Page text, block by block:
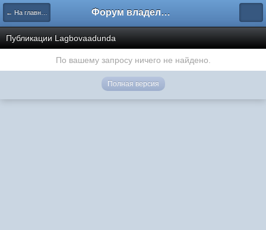
← На главную Форум владельцев интернет-магазинов
Публикации Lagbovaadunda
По вашему запросу ничего не найдено.
Полная версия